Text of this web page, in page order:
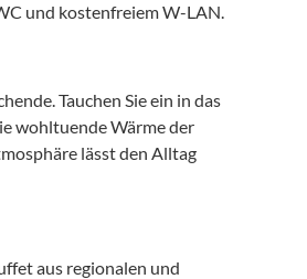
und kostenfreiem W-LAN.
Tauchen Sie ein in das
wohltuende Wärme der
lässt den Alltag
aus regionalen und